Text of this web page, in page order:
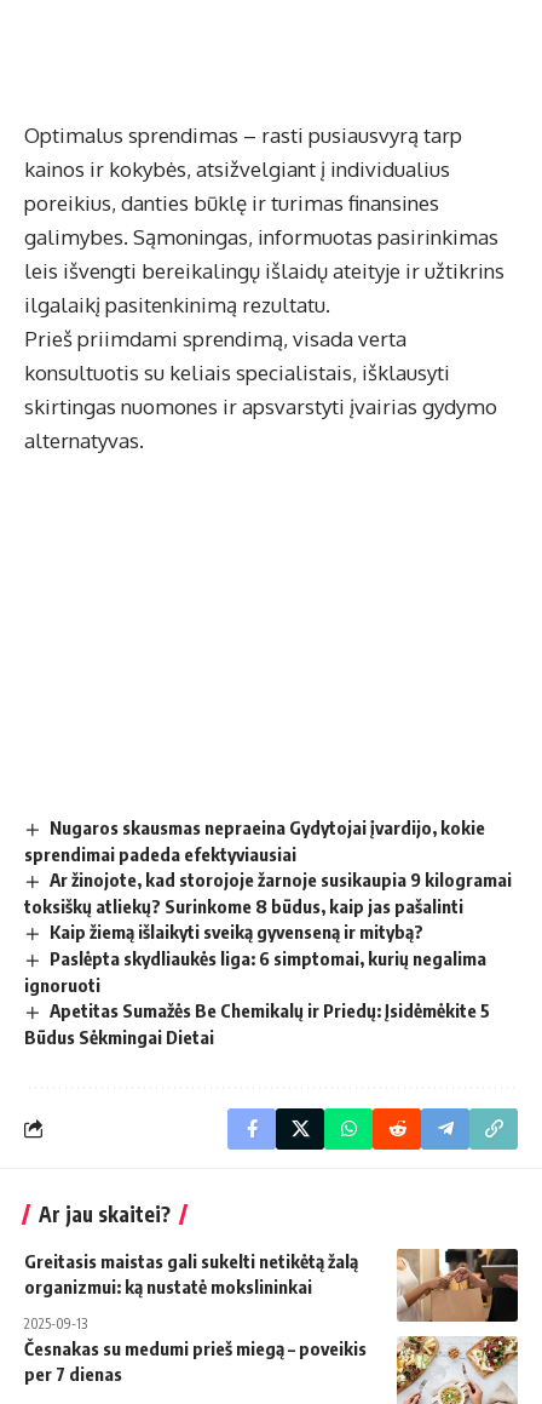
Optimalus sprendimas – rasti pusiausvyrą tarp
kainos ir kokybės, atsižvelgiant į individualius
poreikius, danties būklę ir turimas finansines
galimybes. Sąmoningas, informuotas pasirinkimas
leis išvengti bereikalingų išlaidų ateityje ir užtikrins
ilgalaikį pasitenkinimą rezultatu.
Prieš priimdami sprendimą, visada verta
konsultuotis su keliais specialistais, išklausyti
skirtingas nuomones ir apsvarstyti įvairias gydymo
alternatyvas.
Nugaros skausmas nepraeina Gydytojai įvardijo, kokie
sprendimai padeda efektyviausiai
Ar žinojote, kad storojoje žarnoje susikaupia 9 kilogramai
toksiškų atliekų? Surinkome 8 būdus, kaip jas pašalinti
Kaip žiemą išlaikyti sveiką gyvenseną ir mitybą?
Paslėpta skydliaukės liga: 6 simptomai, kurių negalima
ignoruoti
Apetitas Sumažės Be Chemikalų ir Priedų: Įsidėmėkite 5
Būdus Sėkmingai Dietai
Ar jau skaitei?
Greitasis maistas gali sukelti netikėtą žalą
organizmui: ką nustatė mokslininkai
2025-09-13
Česnakas su medumi prieš miegą – poveikis
per 7 dienas